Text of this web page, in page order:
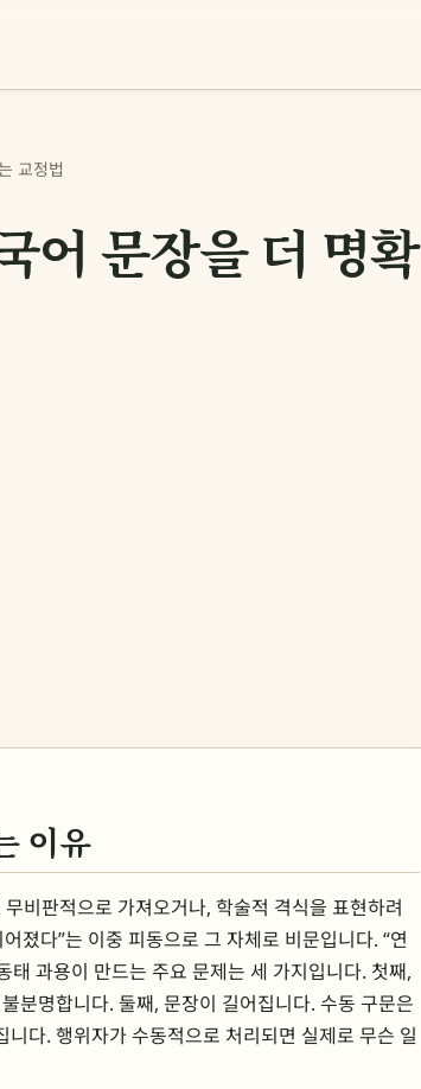
교정법
어 문장을 더 명확
이유
비판적으로 가져오거나, 학술적 격식을 표현하려
졌다”는 이중 피동으로 그 자체로 비문입니다. “연
과용이 만드는 주요 문제는 세 가지입니다. 첫째,
분명합니다. 둘째, 문장이 길어집니다. 수동 구문은
다. 행위자가 수동적으로 처리되면 실제로 무슨 일